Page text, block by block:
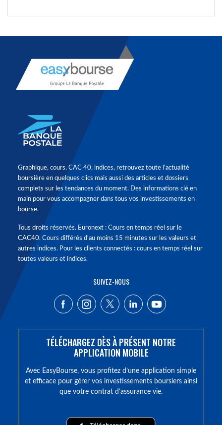
Graphique, cours, CAC 40, indices, retrouvez toute l'actualité
boursière en quelques clics mais aussi des articles et dossiers
complets sur les tendances du moment. Des informations clé en
main pour vous accompagner dans tous vos investissements en
bourse.
Tous droits réservés. Euronext : Cours en temps réel sur le
CAC40. Cours différés d'au moins 15 minutes sur les valeurs et
autres indices. Pour les clients connectés : cours en temps réel sur
toutes valeurs et indices.
SUIVEZ-NOUS
TÉLÉCHARGEZ DÈS À PRÉSENT NOTRE
APPLICATION MOBILE
Avec EasyBourse, vous profitez d’une application simple
et efficace pour gérer vos investissements boursiers ainsi
que votre contrat d’assurance vie.